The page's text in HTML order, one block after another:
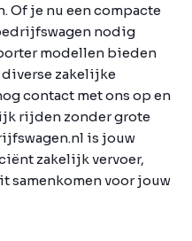
Of je nu een compacte
nodig
modellen bieden
zakelijke
contact met ons op en
rijden zonder grote
is jouw
zakelijk vervoer,
samenkomen voor jouw